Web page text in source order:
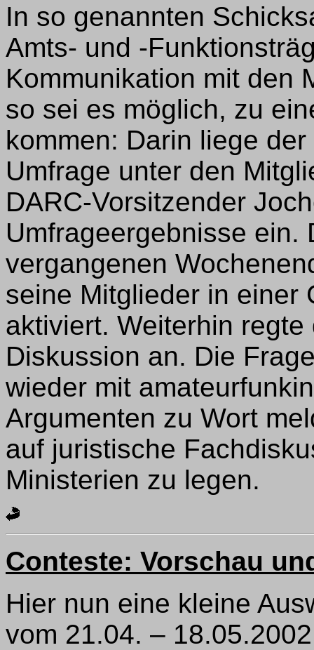
In so genannten
Amts- und -
Kommunikation mit den
so sei es möglich, zu
kommen: Darin liege
Umfrage unter den
DARC-Vorsitzender
Umfrageergebnisse ein.
vergangenen
seine Mitglieder in einer
aktiviert. Weiterhin
Diskussion an. Die
wieder mit
Argumenten zu Wort
auf juristische
Ministerien zu legen.
Conteste: Vorschau
Hier nun eine kleine
vom 21.04. –